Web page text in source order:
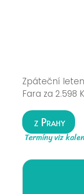
Zpáteční
Fara za 2.598
z Prahy
Termíny viz